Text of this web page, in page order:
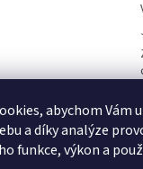
abychom Vám
a díky analýze
funkce, výkon a
Plemena koček